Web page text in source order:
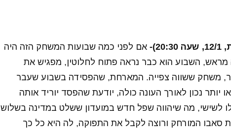
אם לפני כמה שבועות המשחק הזה היה
השבוע הוא כבר נראה פתוח לחלוטין, מפגיש את
משחק ששווה צפייה. המארחת, שהפסידה בשבוע שעבר
יותר נכון לאורך העונה כולה, יודעת שהפסד יוריד אותה
לשישי, מה שיהווה שפל חדש במועדון ששלט במדינה בשלוש
סאבו המורחק ורוצה לקבל את התפוקה, לה היא כל כך